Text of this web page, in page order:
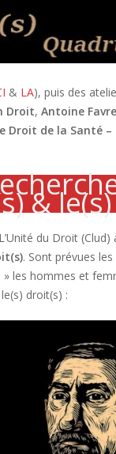
& LA), puis des
Droit, Antoine
Droit de la Santé –
&
du Droit
. Sont prévues
les hommes et
droit(s) :